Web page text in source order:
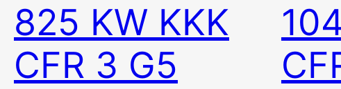
825 KW KKK
CFR 3 G5